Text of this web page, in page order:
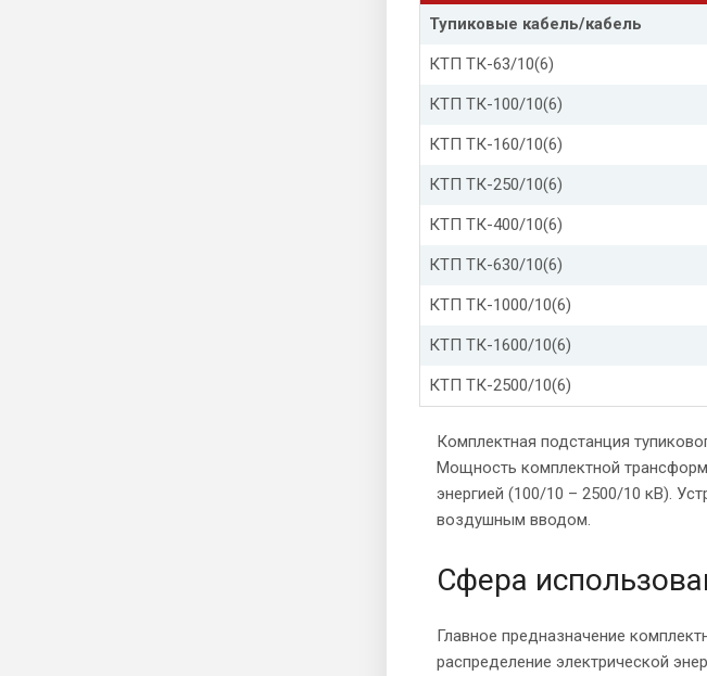
Тупиковые кабель/кабель
КТП ТК-63/10(6)
КТП ТК-100/10(6)
КТП ТК-160/10(6)
КТП ТК-250/10(6)
КТП ТК-400/10(6)
КТП ТК-630/10(6)
КТП ТК-1000/10(6)
КТП ТК-1600/10(6)
КТП ТК-2500/10(6)
Комплектная подстанция
Мощность комплектной
энергией (100/10 – 2500/10 кВ).
воздушным вводом.
Сфера
Главное предназначение
распределение электрической